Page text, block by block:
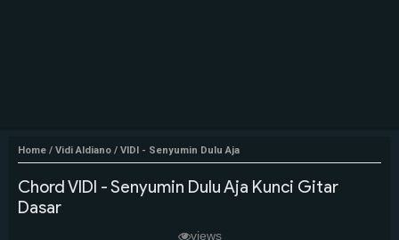
Home / Vidi Aldiano / VIDI - Senyumin Dulu Aja
Chord VIDI - Senyumin Dulu Aja Kunci Gitar
Dasar
views